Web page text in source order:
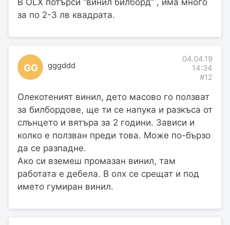
В OLX потърси “винил билборд” , има много
за по 2-3 лв квадрата.
GG gggddd
04.04.19
14:34
#12
Олекотеният винил, дето масово го ползват
за билбордове, ще ти се напука и разкъса от
слънцето и вятъра за 2 години. Зависи и
колко е ползван преди това. Може по-бързо
да се разпадне.
Ако си вземеш промазан винил, там
работата е дебела. В олх се срещат и под
името гумиран винил.